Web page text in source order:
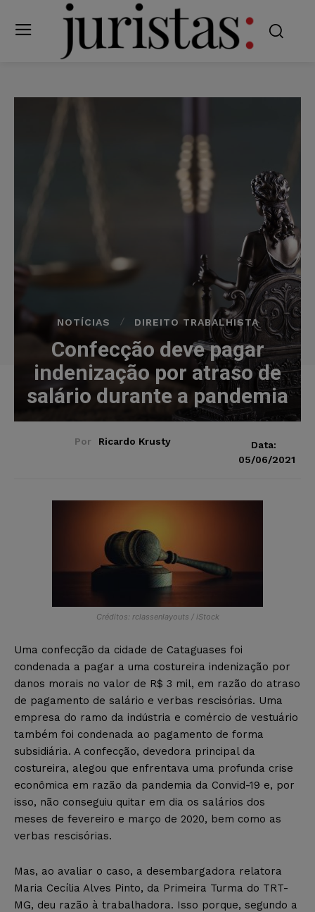
NOTÍCIAS DIREITO TRABALHISTA
Confecção deve pagar
indenização por atraso de
salário durante a pandemia
Por Ricardo Krusty
Data:
05/06/2021
Créditos: rclassenlayouts / iStock
Uma confecção da cidade de Cataguases foi
condenada a pagar a uma costureira indenização por
danos morais no valor de R$ 3 mil, em razão do atraso
de pagamento de salário e verbas rescisórias. Uma
empresa do ramo da indústria e comércio de vestuário
também foi condenada ao pagamento de forma
subsidiária. A confecção, devedora principal da
costureira, alegou que enfrentava uma profunda crise
econômica em razão da pandemia da Convid-19 e, por
isso, não conseguiu quitar em dia os salários dos
meses de fevereiro e março de 2020, bem como as
verbas rescisórias.
Mas, ao avaliar o caso, a desembargadora relatora
Maria Cecília Alves Pinto, da Primeira Turma do TRT-
MG, deu razão à trabalhadora. Isso porque, segundo a